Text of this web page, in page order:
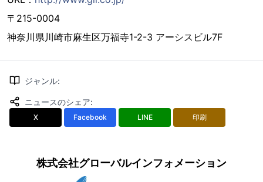
〒215-0004
神奈川県川崎市麻生区万福寺1-2-3 アーシスビル7F
ジャンル:
ニュースのシェア:
X Facebook LINE 印刷
株式会社グローバルインフォメーション